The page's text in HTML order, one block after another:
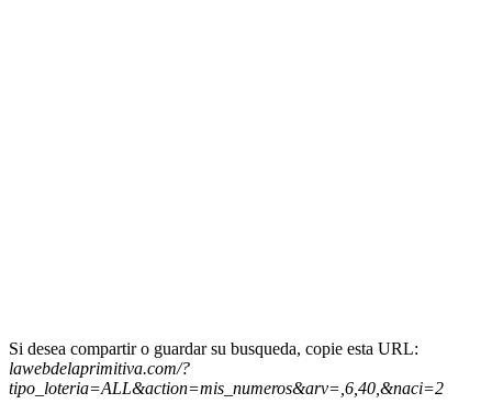
Si desea compartir o guardar su busqueda, copie esta URL:
lawebdelaprimitiva.com/?
tipo_loteria=ALL&action=mis_numeros&arv=,6,40,&naci=2